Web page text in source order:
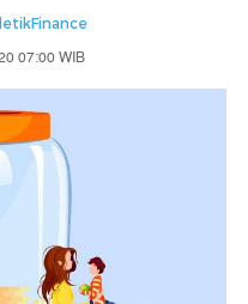
07:00 WIB